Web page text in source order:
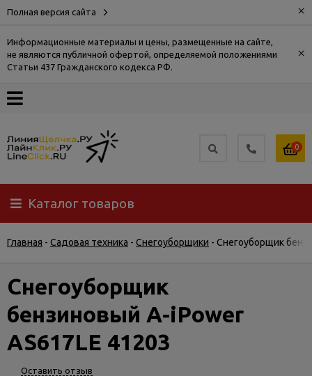
Полная версия сайта ×
Информационные материалы и цены, размещенные на сайте,
не являются публичной офертой, определяемой положениями
Статьи 437 Гражданского кодекса РФ.
×
О
Доставка
Самовывоз
Гарантия
возврат
Услуги
и
сервис
0
Каталог товаров
Главная - Садовая техника - Снегоуборщики - Снегоуборщик
Снегоуборщик
бензиновый A-iPower
AS617LE 41203
Оставить отзыв